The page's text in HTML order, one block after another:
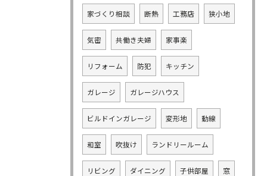
家づくり相談 断熱 工務店 狭小地
気密 共働き夫婦 家事楽
リフォーム 防犯 キッチン
ガレージ ガレージハウス
ビルドインガレージ 変形地 動線
和室 吹抜け ランドリールーム
リビング ダイニング 子供部屋 窓